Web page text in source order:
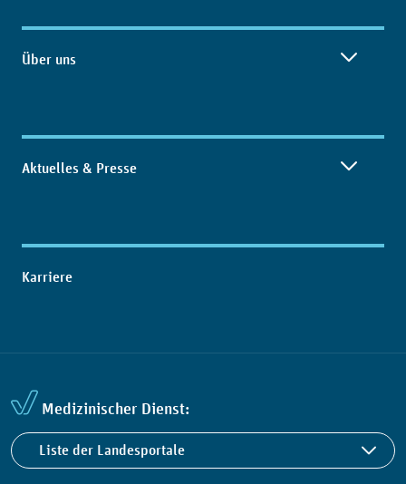
Über uns
Aktuelles & Presse
Karriere
Medizinischer Dienst:
Liste der Landesportale